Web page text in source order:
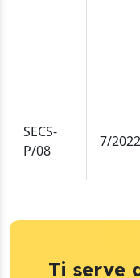
SECS-
P/08
7/2022
Ti serve